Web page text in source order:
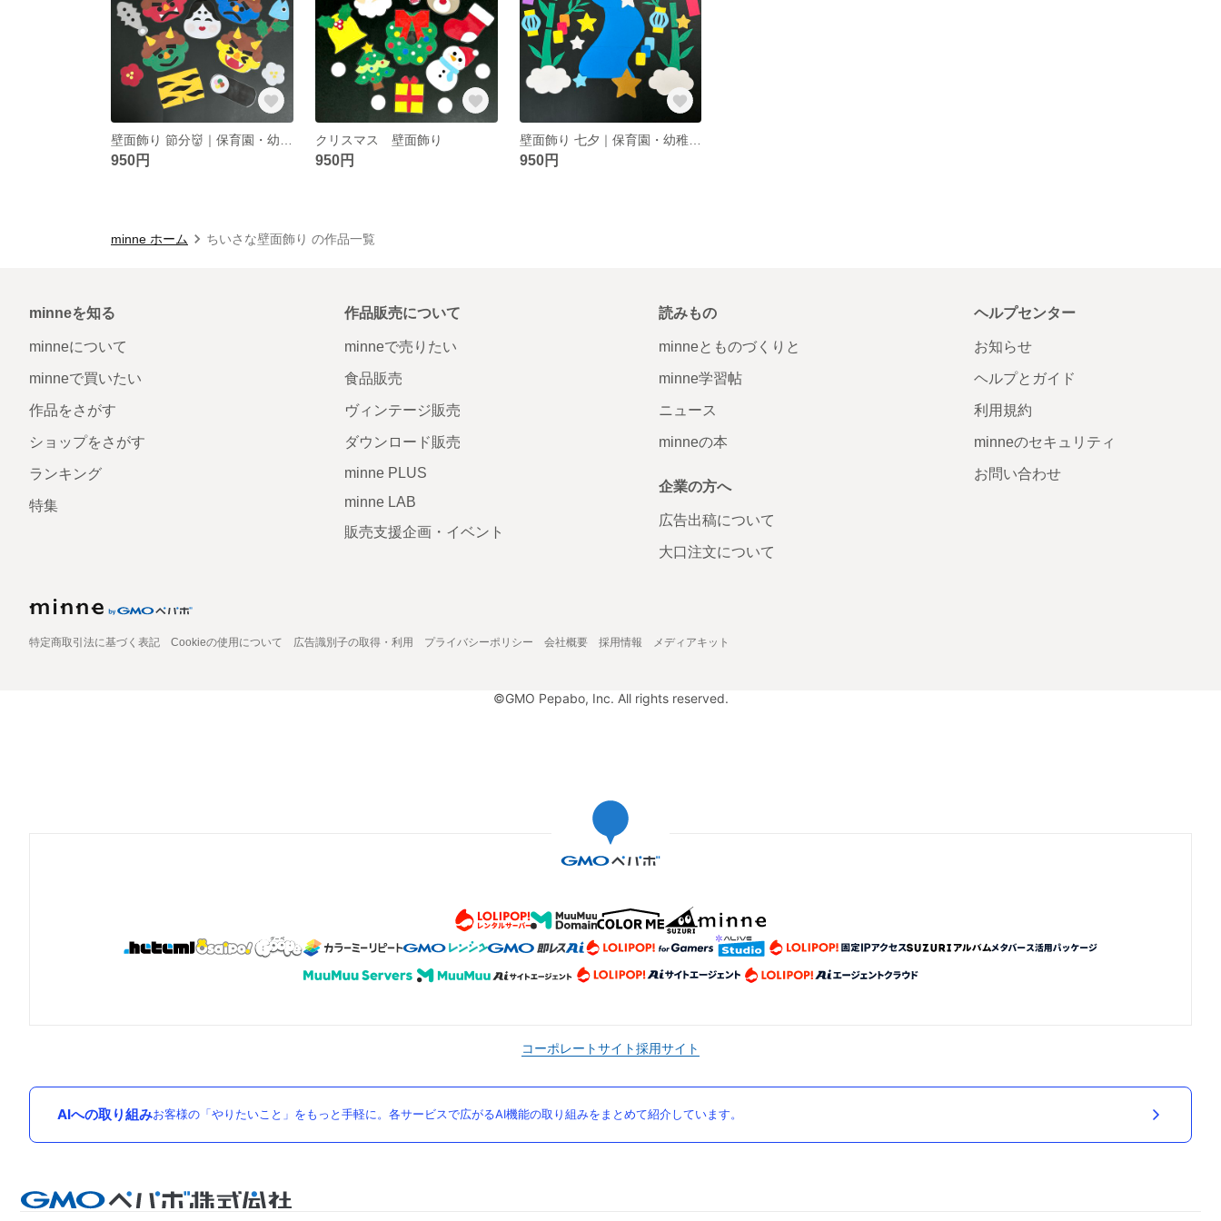
950円
クリスマス 壁面飾り
950円 950円
minne ホーム ちいさな壁面飾り の作品一覧
minneを知る
minneについて
minneで買いたい
作品をさがす
ショップをさがす
ランキング
特集
作品販売について
minneで売りたい
食品販売
ヴィンテージ販売
ダウンロード販売
minne PLUS
minne LAB
販売支援企画・イベント
読みもの
minneとものづくりと
minne学習帖
ニュース
minneの本
企業の方へ
広告出稿について
大口注文について
ヘルプセンター
お知らせ
ヘルプとガイド
利用規約
minneのセキュリティ
お問い合わせ
特定商取引法に基づく表記 Cookieの使用について 広告識別子の取得・利用 プライバシーポリシー 会社概要 採用情報 メディアキット
©GMO Pepabo, Inc. All rights reserved.
コーポレートサイト採用サイト
AIへの取り組みお客様の「やりたいこと」をもっと手軽に。各サービスで広がるAI機能の取り組みをまとめて紹介しています。